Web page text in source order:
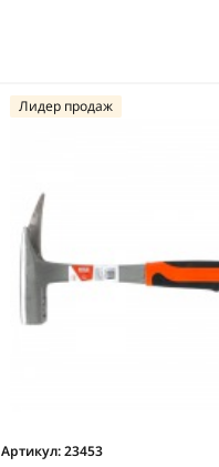
Артикул:23453
Лидер продаж